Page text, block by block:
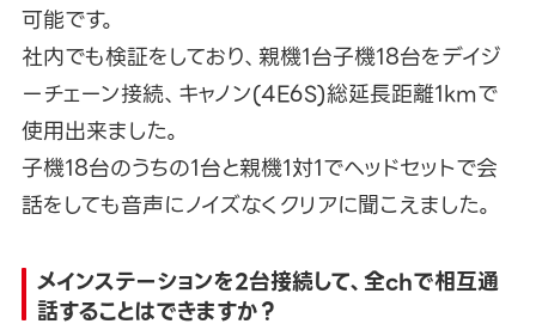
可能です。
社内でも検証をしており、親機1台子機18台をデイジ
ーチェーン接続、キャノン(4E6S)総延長距離1kmで
使用出来ました。
子機18台のうちの1台と親機1対1でヘッドセットで会
話をしても音声にノイズなくクリアに聞こえました。
メインステーションを2台接続して、全chで相互通
話することはできますか？